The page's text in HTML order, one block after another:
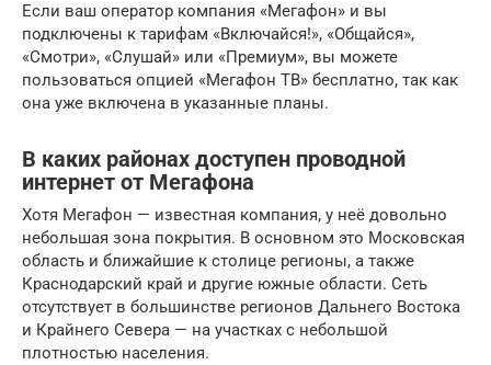
Если ваш оператор компания «Мегафон» и вы
подключены к тарифам «Включайся!», «Общайся»,
«Смотри», «Слушай» или «Премиум», вы можете
пользоваться опцией «Мегафон ТВ» бесплатно, так как
она уже включена в указанные планы.
В каких районах доступен проводной
интернет от Мегафона
Хотя Мегафон — известная компания, у неё довольно
небольшая зона покрытия. В основном это Московская
область и ближайшие к столице регионы, а также
Краснодарский край и другие южные области. Сеть
отсутствует в большинстве регионов Дальнего Востока
и Крайнего Севера — на участках с небольшой
плотностью населения.